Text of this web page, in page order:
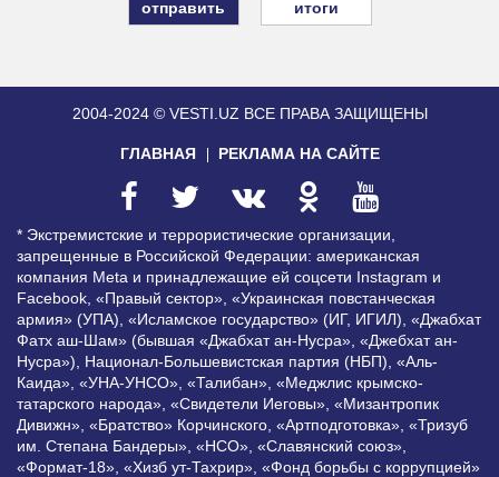
итоги
2004-2024 © VESTI.UZ ВСЕ ПРАВА ЗАЩИЩЕНЫ
ГЛАВНАЯ РЕКЛАМА НА САЙТЕ
* Экстремистские и террористические организации,
запрещенные в Российской Федерации: американская
компания Meta и принадлежащие ей соцсети Instagram и
Facebook, «Правый сектор», «Украинская повстанческая
армия» (УПА), «Исламское государство» (ИГ, ИГИЛ), «Джабхат
Фатх аш-Шам» (бывшая «Джабхат ан-Нусра», «Джебхат ан-
Нусра»), Национал-Большевистская партия (НБП), «Аль-
Каида», «УНА-УНСО», «Талибан», «Меджлис крымско-
татарского народа», «Свидетели Иеговы», «Мизантропик
Дивижн», «Братство» Корчинского, «Артподготовка», «Тризуб
им. Степана Бандеры», «НСО», «Славянский союз»,
«Формат-18», «Хизб ут-Тахрир», «Фонд борьбы с коррупцией»